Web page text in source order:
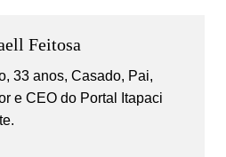
Feitosa
33 anos, Casado, Pai,
e CEO do Portal Itapaci